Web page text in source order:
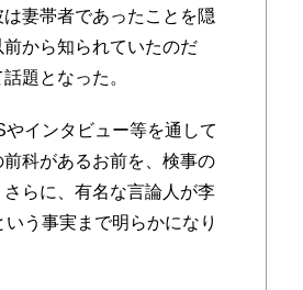
妻帯者であったことを隠
から知られていたのだ
題となった。
インタビュー等を通して
科があるお前を、検事の
らに、有名な言論人が李
う事実まで明らかになり